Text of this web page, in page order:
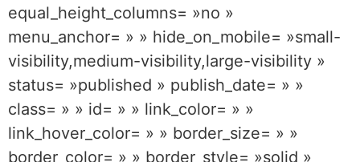
equal_height_columns= »no »
menu_anchor= » » hide_on_mobile= »small-
visibility,medium-visibility,large-visibility »
status= »published » publish_date= » »
class= » » id= » » link_color= » »
link_hover_color= » » border_size= » »
border_color= » » border_style= »solid »